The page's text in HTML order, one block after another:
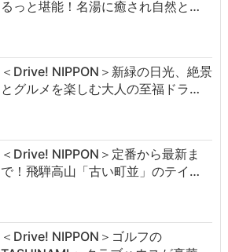
るっと堪能！名湯に癒され自然と…
＜Drive! NIPPON＞新緑の日光、絶景
とグルメを楽しむ大人の至福ドラ…
＜Drive! NIPPON＞定番から最新ま
で！飛騨高山「古い町並」のテイ…
＜Drive! NIPPON＞ゴルフの